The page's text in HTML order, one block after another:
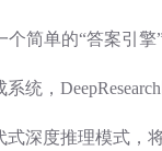
简单的“答案引擎
统，
深度推理模式，